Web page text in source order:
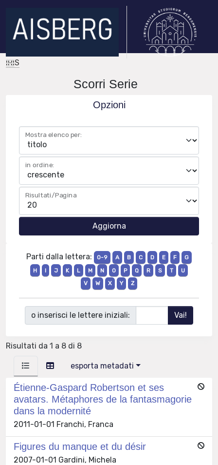
IRIS
Scorri Serie
Opzioni
Mostra elenco per:
in ordine:
Risultati/Pagina
Parti dalla lettera: 0-9 A B C D E F
G
H
I J K L M N O P Q R S T
U
V
W X Y Z
o inserisci le lettere iniziali:
Risultati da 1 a 8 di 8
esporta metadati
Étienne-Gaspard Robertson et ses
avatars. Métaphores de la fantasmagorie
dans la modernité
2011-01-01 Franchi, Franca
Figures du manque et du désir
2007-01-01 Gardini, Michela